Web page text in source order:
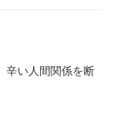
辛い人間関係を断